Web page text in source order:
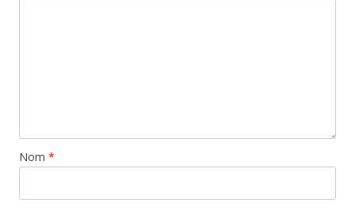
Nom *